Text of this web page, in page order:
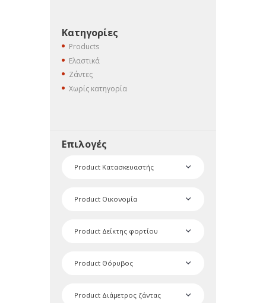
Κατηγορίες
Products
Ελαστικά
Ζάντες
Χωρίς κατηγορία
Επιλογές